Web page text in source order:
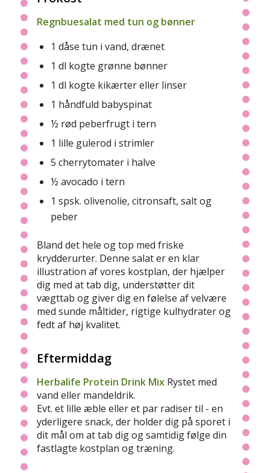
Regnbuesalat med tun og bønner
1 dåse tun i vand, drænet
1 dl kogte grønne bønner
1 dl kogte kikærter eller linser
1 håndfuld babyspinat
½ rød peberfrugt i tern
1 lille gulerod i strimler
5 cherrytomater i halve
½ avocado i tern
1 spsk. olivenolie, citronsaft, salt og
peber
Bland det hele og top med friske
krydderurter. Denne salat er en klar
illustration af vores kostplan, der hjælper
dig med at tab dig, understøtter dit
vægttab og giver dig en følelse af velvære
med sunde måltider, rigtige kulhydrater og
fedt af høj kvalitet.
Eftermiddag
Herbalife Protein Drink MixRystet med
vand eller mandeldrik.
Evt. et lille æble eller et par radiser til - en
yderligere snack, der holder dig på sporet i
dit mål om at tab dig og samtidig følge din
fastlagte kostplan og træning.